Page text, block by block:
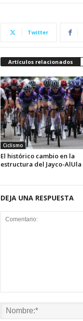
Twitter
Artículos relacionados
Ciclismo
El histórico cambio en la
estructura del Jayco-AlUla
DEJA UNA RESPUESTA